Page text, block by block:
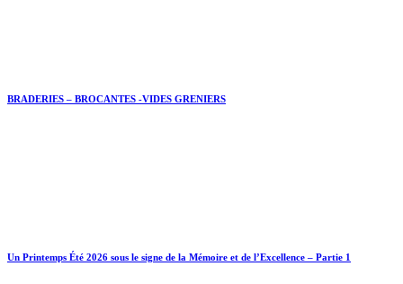
BRADERIES – BROCANTES -VIDES GRENIERS
Un Printemps Été 2026 sous le signe de la Mémoire et de l’Excellence – Partie 1